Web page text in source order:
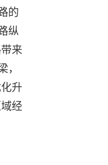
的
纵
来
，
升
经